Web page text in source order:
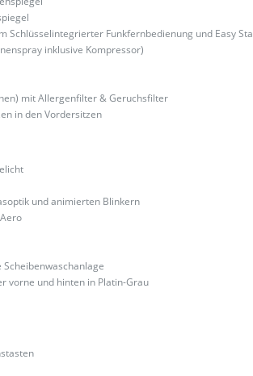
Schlüsselintegrierter Funkfernbedienung und Easy
inklusive Kompressor)
mit Allergenfilter & Geruchsfilter
in den Vordersitzen
und animierten Blinkern
vorne und hinten in Platin-Grau